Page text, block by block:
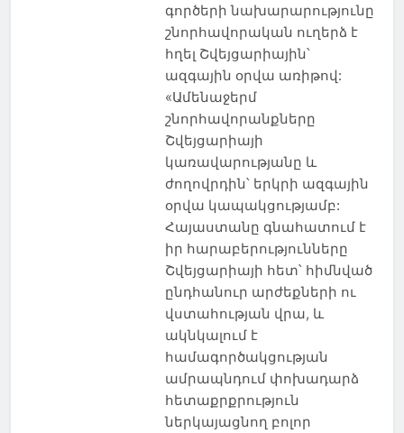
գործերի նախարարությունը
շնորհավորական ուղերձ է
հղել Շվեյցարիային՝
ազգային օրվա առիթով:
«Ամենաջերմ
շնորհավորանքները
Շվեյցարիայի
կառավարությանը և
ժողովրդին՝ երկրի ազգային
օրվա կապակցությամբ:
Հայաստանը գնահատում է
իր հարաբերությունները
Շվեյցարիայի հետ՝ հիմնված
ընդհանուր արժեքների ու
վստահության վրա, և
ակնկալում է
համագործակցության
ամրապնդում փոխադարձ
հետաքրքրություն
ներկայացնող բոլոր